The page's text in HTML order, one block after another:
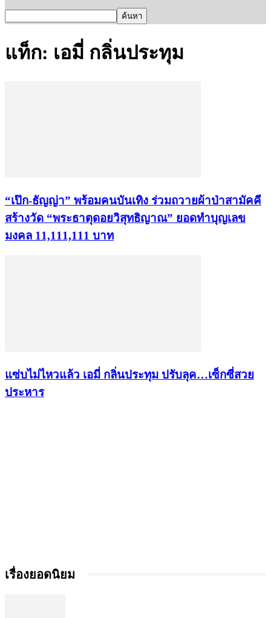
แท็ก: เอมี่ กลิ่นประทุม
“เป๊ก-ธัญญ่า” พร้อมคนบันเทิง ร่วมถวายผ้าป่าสามัคคี
สร้างวัด “พระธาตุดอยวิสุทธิญาณ” ยอดทำบุญเลข
มงคล 11,111,111 บาท
แซ่บไม่ไหวแล้ว เอมี่ กลิ่นประทุม ปรับลุค…เซ็กซี่สวย
ประหาร
เรื่องยอดนิยม